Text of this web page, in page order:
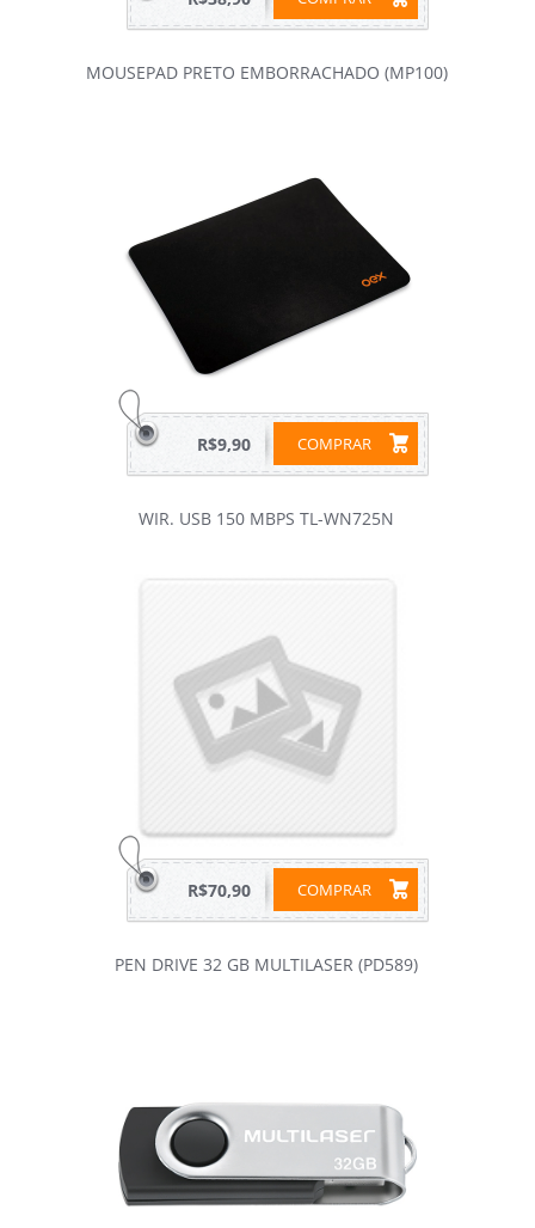
MOUSEPAD PRETO EMBORRACHADO (MP100)
COMPRAR
R$9,90
WIR. USB 150 MBPS TL-WN725N
COMPRAR
R$70,90
PEN DRIVE 32 GB MULTILASER (PD589)